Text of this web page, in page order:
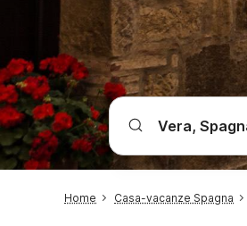
Home Casa-vacanze Spagna